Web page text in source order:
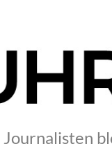
Journalisten